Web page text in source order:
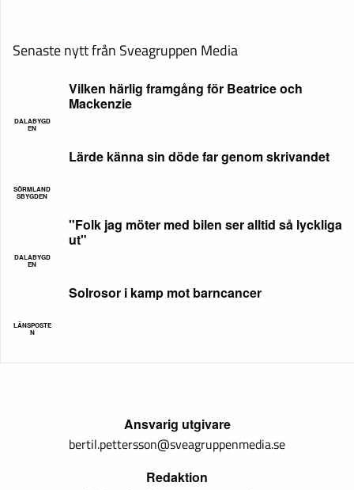
Senaste nytt från Sveagruppen Media
DALABYGD
EN
Vilken härlig framgång för Beatrice och
Mackenzie
SÖRMLAND
SBYGDEN
Lärde känna sin döde far genom skrivandet
DALABYGD
EN
"Folk jag möter med bilen ser alltid så lyckliga
ut"
LÄNSPOSTE
N
Solrosor i kamp mot barncancer
Ansvarig utgivare
bertil.pettersson@sveagruppenmedia.se
Redaktion